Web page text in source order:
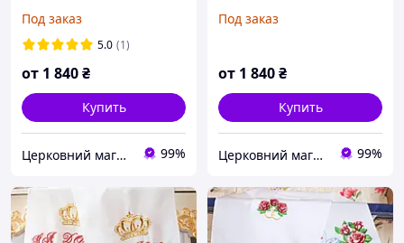
Под заказ
5.0 (1)
от 1 840₴
Купить
Церковний магазин "Трикірій" 99%
Под заказ
от 1 840₴
Купить
Церковний магазин "Трикірій" 99%